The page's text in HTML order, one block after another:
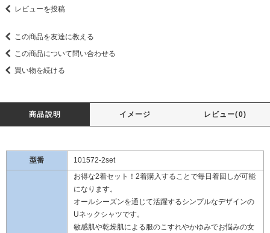
レビューを投稿
この商品を友達に教える
この商品について問い合わせる
買い物を続ける
商品説明 イメージ レビュー(0)
型番 101572-2set
お得な2着セット！2着購入することで毎日着回しが可能
になります。
オールシーズンを通じて活躍するシンプルなデザインの
Uネックシャツです。
敏感肌や乾燥肌による服のこすれやかゆみでお悩みの女